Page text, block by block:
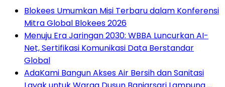
Blokees Umumkan Misi Terbaru dalam Konferensi
Mitra Global Blokees 2026
Menuju Era Jaringan 2030: WBBA Luncurkan AI-
Net, Sertifikasi Komunikasi Data Berstandar
Global
AdaKami Bangun Akses Air Bersih dan Sanitasi